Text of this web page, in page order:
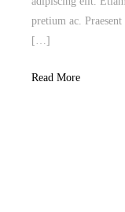
pretium ac.
[…]
Read More